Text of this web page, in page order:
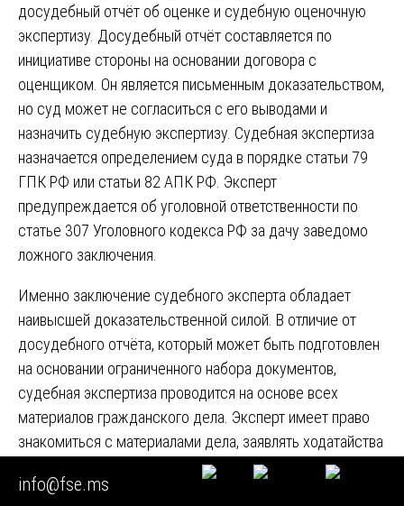
досудебный отчёт об оценке и судебную оценочную
экспертизу. Досудебный отчёт составляется по
инициативе стороны на основании договора с
оценщиком. Он является письменным доказательством,
но суд может не согласиться с его выводами и
назначить судебную экспертизу. Судебная экспертиза
назначается определением суда в порядке статьи 79
ГПК РФ или статьи 82 АПК РФ. Эксперт
предупреждается об уголовной ответственности по
статье 307 Уголовного кодекса РФ за дачу заведомо
ложного заключения.
Именно заключение судебного эксперта обладает
наивысшей доказательственной силой. В отличие от
досудебного отчёта, который может быть подготовлен
на основании ограниченного набора документов,
судебная экспертиза проводится на основе всех
материалов гражданского дела. Эксперт имеет право
знакомиться с материалами дела, заявлять ходатайства
о предоставлении дополнительных документов и
проводить исследования в полном объёме. Поэтому,
info@fse.ms